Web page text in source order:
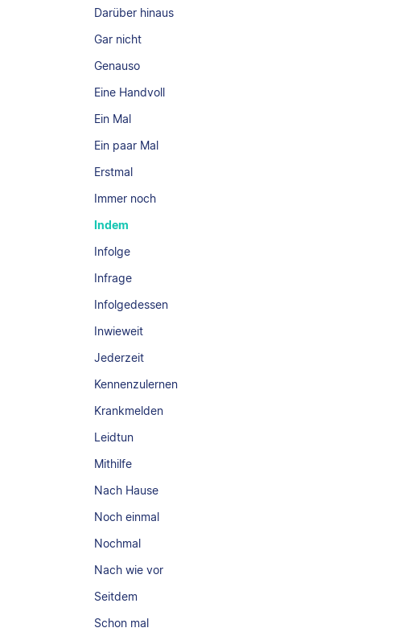
Darüber hinaus
Gar nicht
Genauso
Eine Handvoll
Ein Mal
Ein paar Mal
Erstmal
Immer noch
Indem
Infolge
Infrage
Infolgedessen
Inwieweit
Jederzeit
Kennenzulernen
Krankmelden
Leidtun
Mithilfe
Nach Hause
Noch einmal
Nochmal
Nach wie vor
Seitdem
Schon mal